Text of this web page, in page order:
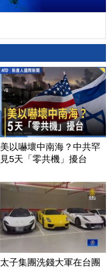
美以嚇壞中南海？中共罕
見5天「零共機」擾台
太子集團洗錢大軍在台團